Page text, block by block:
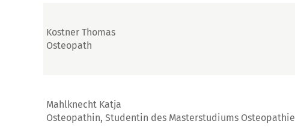
Kostner Thomas
Osteopath
Mahlknecht Katja
Osteopathin, Studentin des Masterstudiums Osteopathie